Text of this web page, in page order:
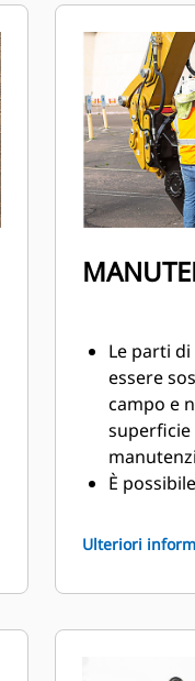
Le parti
essere
campo e
È
accedere
montato
tramite
Ulteriori